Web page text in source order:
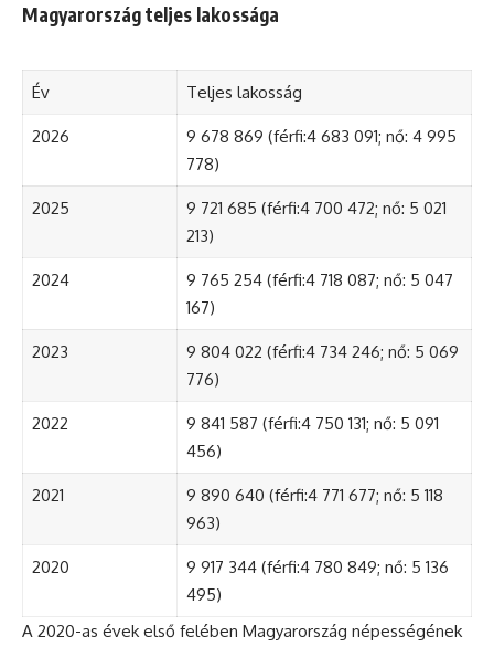
Magyarország teljes lakossága
Év Teljes lakosság
2026
9 678 869 (férfi:4 683 091; nő: 4 995
778)
2025
9 721 685 (férfi:4 700 472; nő: 5 021
213)
2024
9 765 254 (férfi:4 718 087; nő: 5 047
167)
2023
9 804 022 (férfi:4 734 246; nő: 5 069
776)
2022
9 841 587 (férfi:4 750 131; nő: 5 091
456)
2021
9 890 640 (férfi:4 771 677; nő: 5 118
963)
2020
9 917 344 (férfi:4 780 849; nő: 5 136
495)
A 2020-as évek első felében Magyarország népességének